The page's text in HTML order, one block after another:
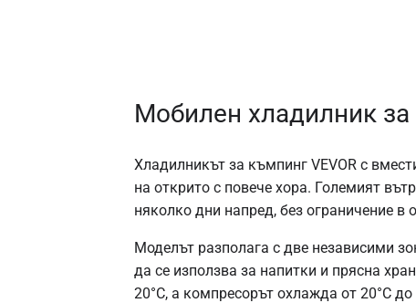
Мобилен хладилник
Хладилникът за къмпинг VEVOR с
на открито с повече хора. Големият
няколко дни напред, без ограничение в
Моделът разполага с две независими
да се използва за напитки и прясна
20°C, а компресорът охлажда от 20°C